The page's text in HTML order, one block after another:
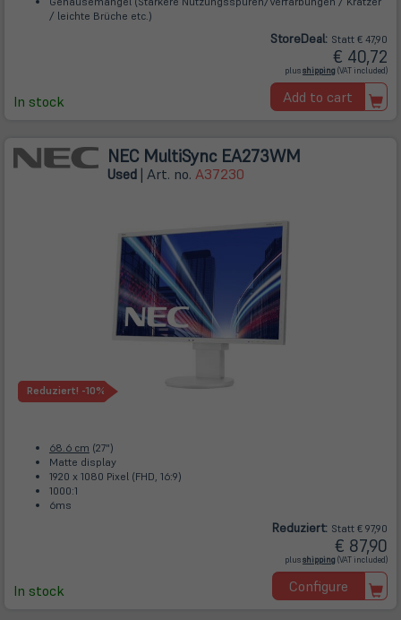
/ leichte Brüche etc.)
In stock
StoreDeal: Statt € 47,90
€ 40,72
plusshipping (öffnet
in
neuem
Tab)
(VAT included)
Add to cart
NEC MultiSync EA273WM
Used | Art. no. A37230
Reduziert! -10%
68.6 cm (27")
Matte display
1920 x 1080 Pixel (FHD, 16:9)
1000:1
6ms
In stock
Reduziert: Statt € 97,90
€ 87,90
plusshipping (öffnet
in
neuem
Tab)
(VAT included)
Configure